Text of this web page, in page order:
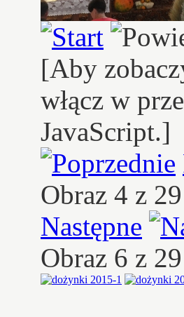
[Aby
włącz w
JavaScript.]
Obraz 4 z
Następne
Obraz 6 z